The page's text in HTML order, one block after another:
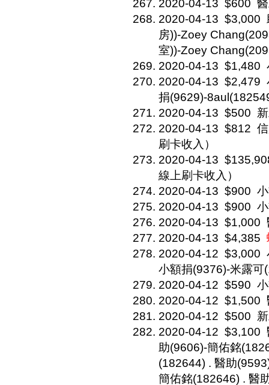
2020-04-13 $600
2020-04-13 $3,000
房))-Zoey
室))-Zoey
2020-04-13 $1,480
2020-04-13 $2,479
捐(9629)-
2020-04-13 $500
2020-04-13 $812
刷卡收入）
2020-04-13
線上刷卡收入）
2020-04-13 $900
2020-04-13 $900
2020-04-13 $1,000
2020-04-13 $4,385
2020-04-12 $3,000
小額捐(9376)-米露可
2020-04-12 $590
2020-04-12 $1,500
2020-04-12 $500
2020-04-12 $3,100
助(9606)-簡佑銘
(182644) . 醫助
簡佑銘(182646) . 醫